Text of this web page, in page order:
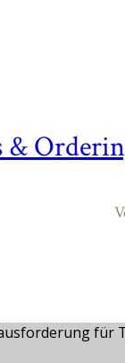
&
für